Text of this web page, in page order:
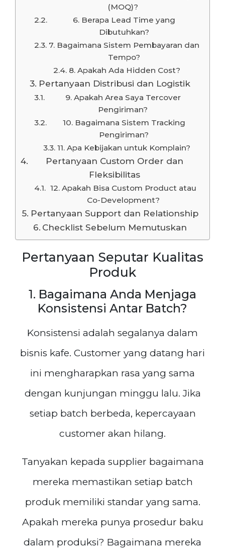
(MOQ)?
6. Berapa Lead Time yang
Dibutuhkan?
7. Bagaimana Sistem Pembayaran dan
Tempo?
8. Apakah Ada Hidden Cost?
Pertanyaan Distribusi dan Logistik
9. Apakah Area Saya Tercover
Pengiriman?
10. Bagaimana Sistem Tracking
Pengiriman?
11. Apa Kebijakan untuk Komplain?
Pertanyaan Custom Order dan
Fleksibilitas
12. Apakah Bisa Custom Product atau
Co-Development?
Pertanyaan Support dan Relationship
Checklist Sebelum Memutuskan
Pertanyaan Seputar Kualitas
Produk
1. Bagaimana Anda Menjaga
Konsistensi Antar Batch?
Konsistensi adalah segalanya dalam
bisnis kafe. Customer yang datang hari
ini mengharapkan rasa yang sama
dengan kunjungan minggu lalu. Jika
setiap batch berbeda, kepercayaan
customer akan hilang.
Tanyakan kepada supplier bagaimana
mereka memastikan setiap batch
produk memiliki standar yang sama.
Apakah mereka punya prosedur baku
dalam produksi? Bagaimana mereka